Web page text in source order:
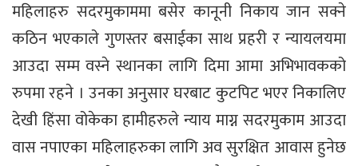
महिलाहरु सदरमुकाममा बसेर कानूनी निकाय जान सक्ने
कठिन भएकाले गुणस्तर बसाईका साथ प्रहरी र न्यायलयमा
आउदा सम्म वस्ने स्थानका लागि दिमा आमा अभिभावकको
रुपमा रहने । उनका अनुसार घरबाट कुटपिट भएर निकालिए
देखी हिंसा वोकेका हामीहरुले न्याय माग्न सदरमुकाम आउदा
वास नपाएका महिलाहरुका लागि अव सुरक्षित आवास हुनेछ